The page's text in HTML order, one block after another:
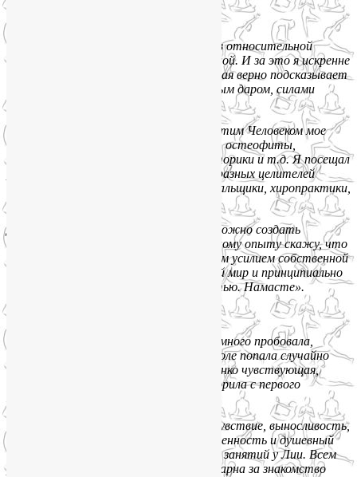
«Последние несколько лет я пребываю в относительной
благости, как физической, так и духовной. И за это я искренне
благодарен моему спутнику Лие, которая верно подсказывает
направление и делиться своим беЗценным даром, силами
Вкратце скажу, что до знакомства с этим Человеком мое
состояние оставляло желать лучшего: остеофиты,
протрузии дисков, нарушение ликвомоторики и т.д. Я посещал
разнообразных врачей от медицины и разных целителей
от альтернативной ее стороны (мануальщики, хиропрактики,
Да, «здоровье не купишь», но для него можно создать
благоприятную среду. И по своему личному опыту скажу, что
с таким Мастером как Лия и небольшим усилием собственной
Воли, для вас может открыться новый мир и принципиально
иное качество бытия. С благодарностью. Намасте».
«Давно искала для себя занятия йогой, много пробовала,
но не шло… к Лие в группы йоги на Соколе попала случайно
Невероятная, тонко чувствующая,
вдумчивая, профессиональная, Лия покорила с первого
Чудесное настроение, отличное самочувствие, выносливость,
сила и гибкость, а ещё внутренняя уверенность и душевный
покой — это то, с чем я выхожу, после занятий у Лии. Всем
рекомендую от чистого сердца. Благодарна за знакомство